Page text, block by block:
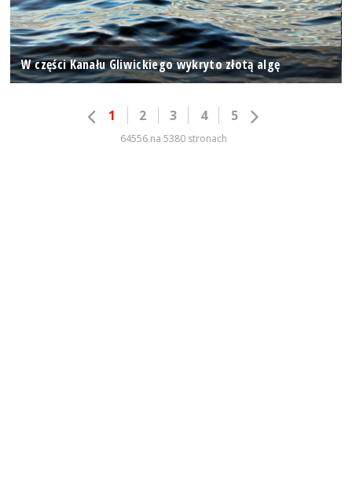
W części Kanału Gliwickiego wykryto złotą algę
1 2 3 4 5
64556 na 5380 stronach